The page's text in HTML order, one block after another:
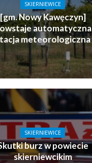
SKIERNIEWICE
[gm. Nowy Kawęczyn]
automatyczna
meteorologiczna
SKIERNIEWICE
burz w powiecie
skierniewcikim